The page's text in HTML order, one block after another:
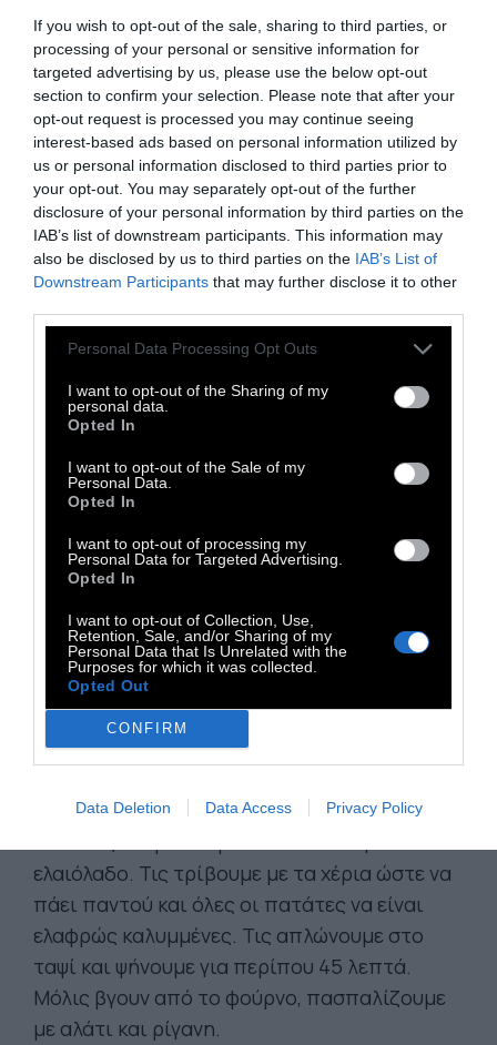
If you wish to opt-out of the sale, sharing to third parties, or
processing of your personal or sensitive information for
targeted advertising by us, please use the below opt-out
section to confirm your selection. Please note that after your
opt-out request is processed you may continue seeing
interest-based ads based on personal information utilized by
us or personal information disclosed to third parties prior to
your opt-out. You may separately opt-out of the further
disclosure of your personal information by third parties on the
IAB’s list of downstream participants. This information may
also be disclosed by us to third parties on the IAB’s List of
Downstream Participants that may further disclose it to other
Personal Data Processing Opt Outs
I want to opt-out of the Sharing of my
personal data.
Opted In
I want to opt-out of the Sale of my
Personal Data.
Opted In
I want to opt-out of processing my
Personal Data for Targeted Advertising.
Opted In
I want to opt-out of Collection, Use,
Retention, Sale, and/or Sharing of my
Personal Data that Is Unrelated with the
Purposes for which it was collected.
Opted Out
CONFIRM
Data Deletion Data Access Privacy Policy
βάζουμε το γιαούρτι. Στο ταψί τοποθετούμε
αντικολλητικό χαρτί και αλείφουμε με λίγο
ελαιόλαδο.Βάζουμε όλα τα υλικά για το
πανάρισμα μέσα σε μία σακούλα που
κλείνει καλά και ανακινούμε. Παίρνουμε
δύο από τα κομμάτια του κοτόπουλου και
τα περνάμε από το μπολ με το γιαούρτι.
Ύστερα τα βάζουμε μέσα στη σακούλα και
ανακινούμε μέχρι να καλυφθούν πλήρως.
Τα τοποθετούμε στην κόλλα ψησίματος και
επαναλαμβάνουμε τη διαδικασία με τα
όλα στο ταψί, ραντίζουμε με λίγο ελαιόλαδο
και ψήνουμε για μία ώρα σε προθερμασμένο
φούρνο, στους 200 βαθμούς. Κατά καιρούς
τα γυρνάμε για να ψηθούν καλά και να γίνουν
τραγανά από όλες τις μεριές.
Μαμαδίστικες πατάτες σαν τηγανητές
ΥΛΙΚΑ:4 μεγάλες πατάτες, λίγο ελαιόλαδο,
ρίγανη και αλάτι.
ΕΚΤΕΛΕΣΗ:Κόβουμε τις πατάτες πολύ
λεπτές. Προθερμαίνουμε το φούρνο στους
αντικολλητικό χαρτί. Βάζουμε μέσα όλες τις
ελαιόλαδο. Τις τρίβουμε με τα χέρια ώστε να
πάει παντού και όλες οι πατάτες να είναι
ελαφρώς καλυμμένες. Τις απλώνουμε στο
ταψί και ψήνουμε για περίπου 45 λεπτά.
Μόλις βγουν από το φούρνο, πασπαλίζουμε
με αλάτι και ρίγανη.